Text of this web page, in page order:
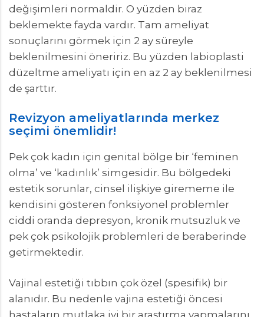
değişimleri normaldir. O yüzden biraz
beklemekte fayda vardır. Tam ameliyat
sonuçlarını görmek için 2 ay süreyle
beklenilmesini öneririz. Bu yüzden labioplasti
düzeltme ameliyatı için en az 2 ay beklenilmesi
de şarttır.
Revizyon ameliyatlarında merkez
seçimi önemlidir!
Pek çok kadın için genital bölge bir ‘feminen
olma’ ve ‘kadınlık’ simgesidir. Bu bölgedeki
estetik sorunlar, cinsel ilişkiye girememe ile
kendisini gösteren fonksiyonel problemler
ciddi oranda depresyon, kronik mutsuzluk ve
pek çok psikolojik problemleri de beraberinde
getirmektedir.
Vajinal estetiği tıbbın çok özel (spesifik) bir
alanıdır. Bu nedenle vajina estetiği öncesi